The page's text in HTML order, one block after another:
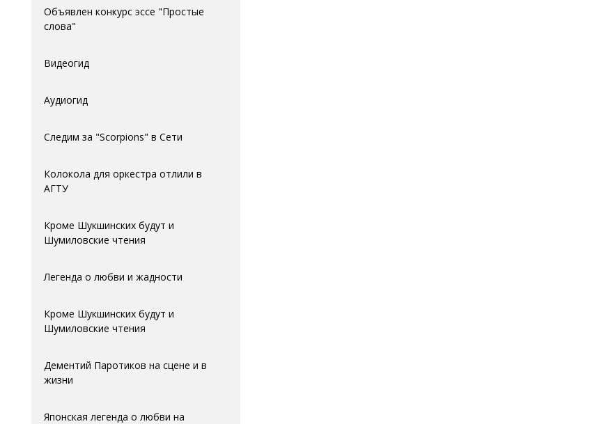
Объявлен конкурс эссе "Простые
слова"
Видеогид
Аудиогид
Следим за "Scorpions" в Сети
Колокола для оркестра отлили в
АГTУ
Кроме Шукшинских будут и
Шумиловские чтения
Легенда о любви и жадности
Кроме Шукшинских будут и
Шумиловские чтения
Дементий Паротиков на сцене и в
жизни
Японская легенда о любви на